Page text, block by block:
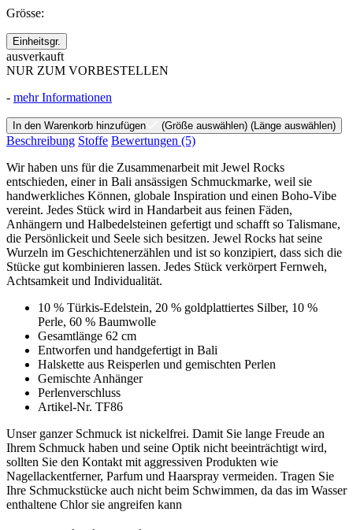
Grösse:
Einheitsgr.
ausverkauft
NUR ZUM VORBESTELLEN
- mehr Informationen
In den Warenkorb hinzufügen (Größe auswählen) (Länge auswählen)
Beschreibung Stoffe Bewertungen (5)
Wir haben uns für die Zusammenarbeit mit Jewel Rocks
entschieden, einer in Bali ansässigen Schmuckmarke, weil sie
handwerkliches Können, globale Inspiration und einen Boho-Vibe
vereint. Jedes Stück wird in Handarbeit aus feinen Fäden,
Anhängern und Halbedelsteinen gefertigt und schafft so Talismane,
die Persönlickeit und Seele sich besitzen. Jewel Rocks hat seine
Wurzeln im Geschichtenerzählen und ist so konzipiert, dass sich die
Stücke gut kombinieren lassen. Jedes Stück verkörpert Fernweh,
Achtsamkeit und Individualität.
10 % Türkis-Edelstein, 20 % goldplattiertes Silber, 10 %
Perle, 60 % Baumwolle
Gesamtlänge 62 cm
Entworfen und handgefertigt in Bali
Halskette aus Reisperlen und gemischten Perlen
Gemischte Anhänger
Perlenverschluss
Artikel-Nr. TF86
Unser ganzer Schmuck ist nickelfrei. Damit Sie lange Freude an
Ihrem Schmuck haben und seine Optik nicht beeinträchtigt wird,
sollten Sie den Kontakt mit aggressiven Produkten wie
Nagellackentferner, Parfum und Haarspray vermeiden. Tragen Sie
Ihre Schmuckstücke auch nicht beim Schwimmen, da das im Wasser
enthaltene Chlor sie angreifen kann